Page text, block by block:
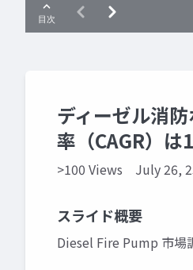
ディーゼル消
率（CAGR）は
>100 Views July 26,
スライド概要
Diesel Fire Pump 市場